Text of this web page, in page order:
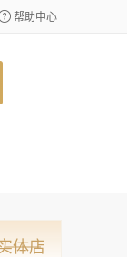
帮助中心
体店